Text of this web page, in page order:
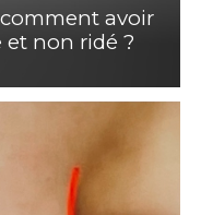
avoir
et non ridé ?